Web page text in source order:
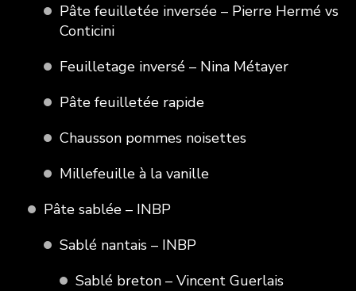
Pâte feuilletée inversée – Pierre Hermé vs
Conticini
Feuilletage inversé – Nina Métayer
Pâte feuilletée rapide
Chausson pommes noisettes
Millefeuille à la vanille
Pâte sablée – INBP
Sablé nantais – INBP
Sablé breton – Vincent Guerlais